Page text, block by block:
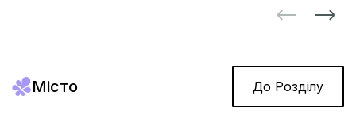
Місто До Розділу